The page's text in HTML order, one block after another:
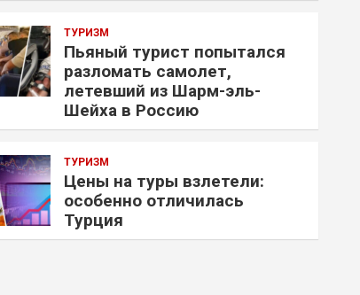
ТУРИЗМ
Пьяный турист попытался
разломать самолет,
летевший из Шарм-эль-
Шейха в Россию
ТУРИЗМ
Цены на туры взлетели:
особенно отличилась
Турция